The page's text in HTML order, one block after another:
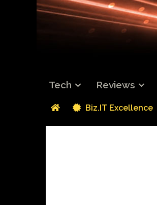
Tech Reviews
Biz.IT Excellence